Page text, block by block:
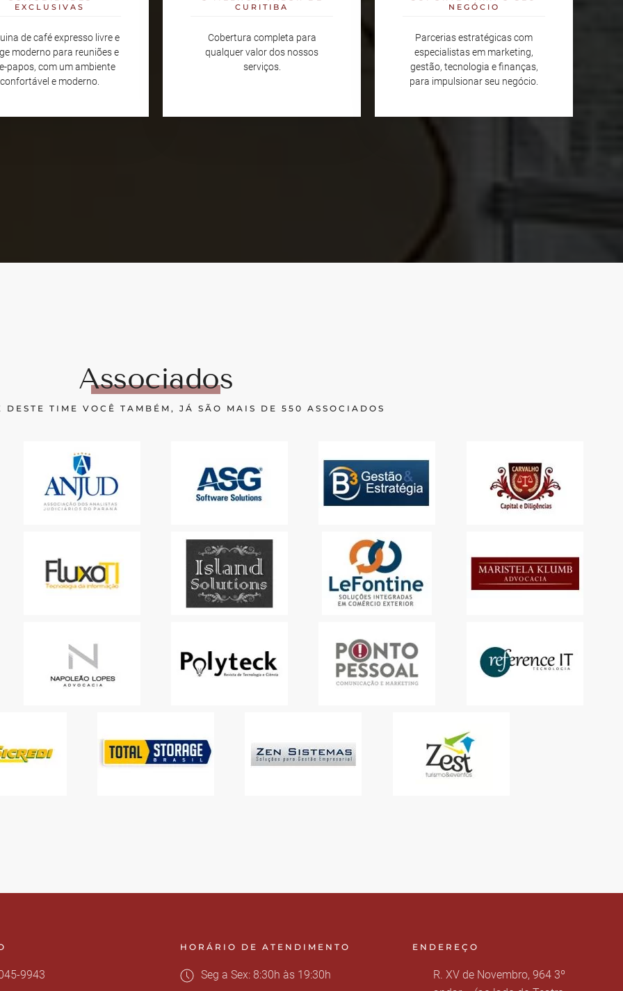
EXCLUSIVAS
de café expresso livre e
moderno para reuniões e
papos, com um ambiente
confortável e moderno.
CURITIBA
Cobertura completa para
qualquer valor dos nossos
serviços.
NEGÓCIO
Parcerias estratégicas com
especialistas em marketing,
gestão, tecnologia e finanças,
para impulsionar seu negócio.
Associados
DESTE TIME VOCÊ TAMBÉM, JÁ SÃO MAIS DE 550 ASSOCIADOS
9943
HORÁRIO DE ATENDIMENTO
Seg a Sex: 8:30h às 19:30h
ENDEREÇO
R. XV de Novembro, 964 3º